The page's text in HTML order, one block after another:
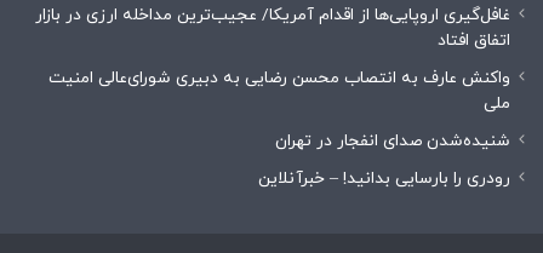
غافل‌گیری اروپایی‌ها از اقدام آمریکا/ عجیب‌ترین مداخله ارزی در بازار
اتفاق افتاد
واکنش عارف به انتصاب محسن رضایی به دبیری شورای‌عالی امنیت
ملی
شنیده‌شدن صدای انفجار در تهران
رودری را بارسایی بدانید! – خبرآنلاین